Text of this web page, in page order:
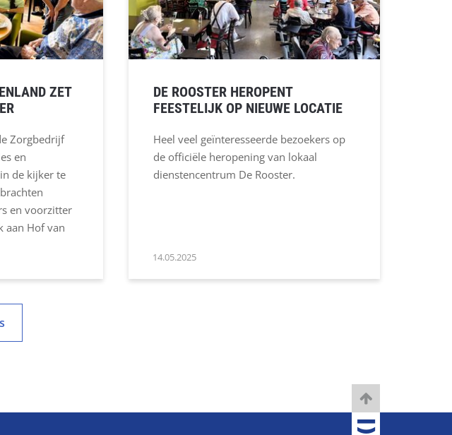
ZET
Zorgbedrijf
en
de kijker te
en voorzitter
aan Hof van
DE ROOSTER HEROPENT
FEESTELIJK OP NIEUWE LOCATIE
Heel veel geïnteresseerde bezoekers op
de officiële heropening van lokaal
dienstencentrum De Rooster.
14.05.2025